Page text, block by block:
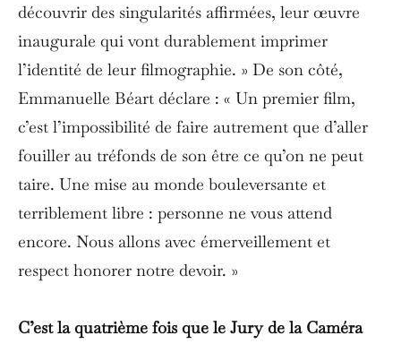
découvrir des singularités affirmées, leur œuvre
inaugurale qui vont durablement imprimer
l’identité de leur filmographie. » De son côté,
Emmanuelle Béart déclare : « Un premier film,
c’est l’impossibilité de faire autrement que d’aller
fouiller au tréfonds de son être ce qu’on ne peut
taire. Une mise au monde bouleversante et
terriblement libre : personne ne vous attend
encore. Nous allons avec émerveillement et
respect honorer notre devoir. »
C’est la quatrième fois que le Jury de la Caméra